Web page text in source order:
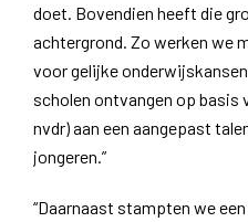
doet. Bovendien heeft die
achtergrond. Zo werken we
voor gelijke
scholen ontvangen op basis
nvdr) aan een aangepast
jongeren.”
“Daarnaast stampten we